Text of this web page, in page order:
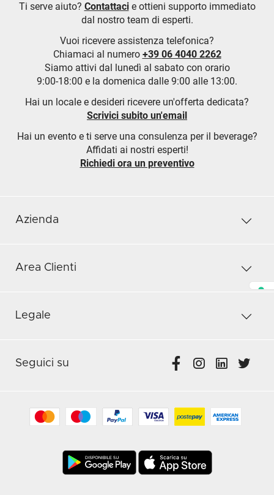
Ti serve aiuto? Contattacie ottieni supporto immediato
dal nostro team di esperti.
Vuoi ricevere assistenza telefonica?
Chiamaci al numero +39 06 4040 2262
Siamo attivi dal lunedì al sabato con orario
9:00-18:00 e la domenica dalle 9:00 alle 13:00.
Hai un locale e desideri ricevere un'offerta dedicata?
Scrivici subito un'email
Hai un evento e ti serve una consulenza per il beverage?
Affidati ai nostri esperti!
Richiedi ora un preventivo
Azienda
Area Clienti
Legale
Seguici su